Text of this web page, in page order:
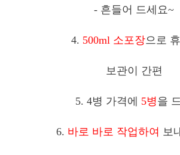
- 흔들어 드세요~
4. 500ml 소포장으로
보관이 간편
5. 4병 가격에 5병을
6. 바로 바로 작업하여 보